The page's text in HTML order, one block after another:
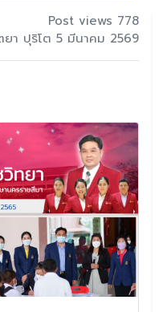
Post views 778
ยา ปุริโต 5 มีนาคม 2569